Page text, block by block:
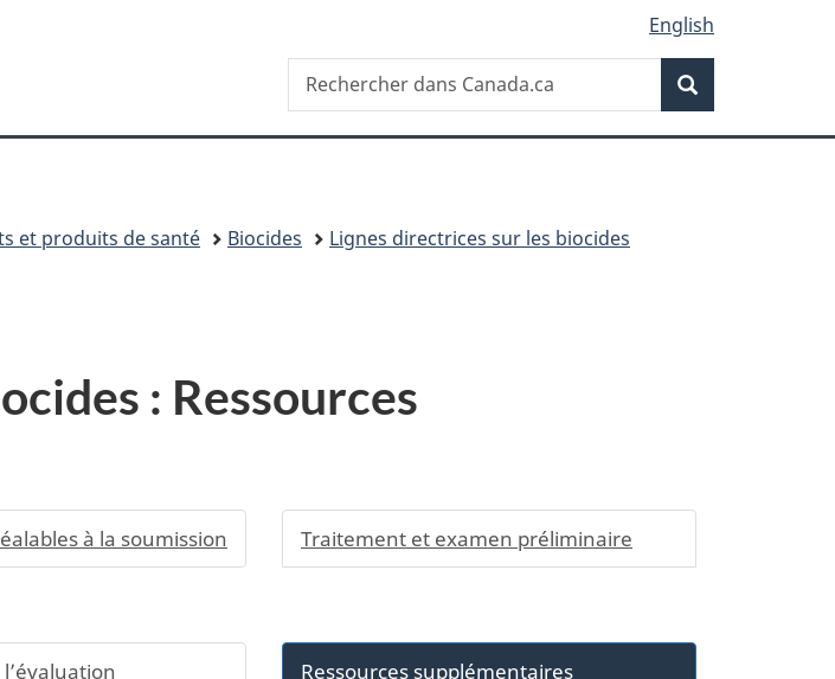
sujet
HTML
English
Recherche
Rechercher
dans
et produits de santé Biocides
Lignes directrices sur les biocides
: Ressources
à la soumission Traitement et examen préliminaire
Ressources supplémentaires